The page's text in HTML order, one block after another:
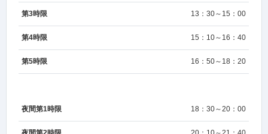
第3時限 13：30～15：00
第4時限 15：10～16：40
第5時限 16：50～18：20
夜間第1時限 18：30～20：00